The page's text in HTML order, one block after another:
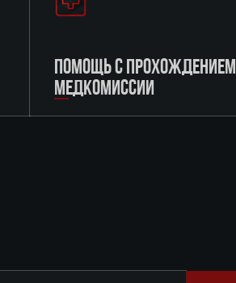
ПОМОЩЬ С ПРОХОЖДЕНИЕМ
МЕДКОМИССИИ